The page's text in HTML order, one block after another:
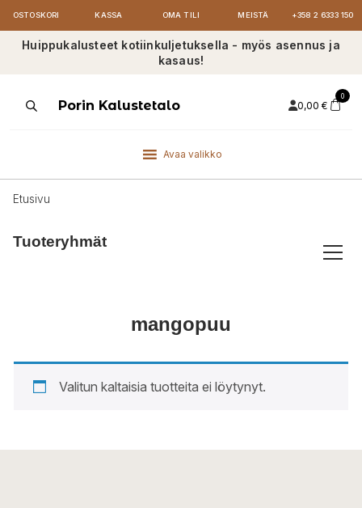
OSTOSKORI KASSA OMA TILI MEISTÄ +358 2 6333 150
Huippukalusteet kotiinkuljetuksella - myös asennus ja
kasaus!
ProductsPorin Kalustetalo 0,00 €
0
Avaa valikko
Etusivu
Tuoteryhmät
mangopuu
Valitun kaltaisia tuotteita ei löytynyt.